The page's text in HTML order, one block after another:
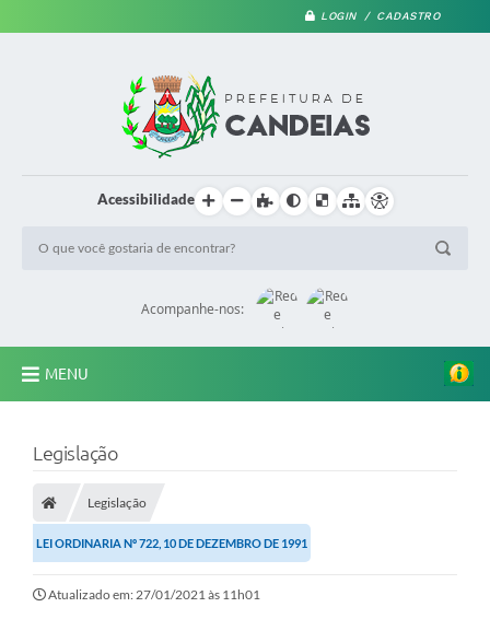
LOGIN / CADASTRO
Acessibilidade
Acompanhe-nos:
MENU
A Prefeitura
Diário Oficial
TRANSPARÊNCIA
Contato
Legislação
Legislação
LEI ORDINARIA Nº 722, 10 DE DEZEMBRO DE 1991
Atualizado em: 27/01/2021 às 11h01